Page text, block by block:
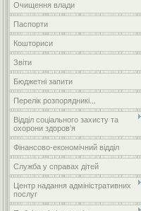
Очищення влади
Паспорти
Кошториси
Звіти
Бюджетні запити
Перелік розпорядникі...
Відділ соціального захисту та
охорони здоров’я
Фінансово-економічний відділ
Служба у справах дітей
Центр надання адміністративних
послуг